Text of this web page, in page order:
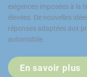
En savoir plus